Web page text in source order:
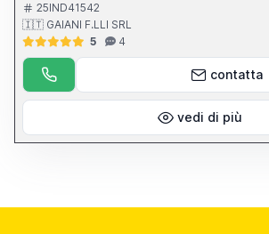
25IND41542
🇮🇹 GAIANI F.LLI SRL
5
4
contatta
vedi di più